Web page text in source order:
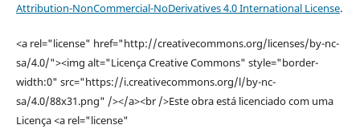
Attribution-NonCommercial-NoDerivatives 4.0 International License.
<a rel="license" href="http://creativecommons.org/licenses/by-nc-
sa/4.0/"><img alt="Licença Creative Commons" style="border-
width:0" src="https://i.creativecommons.org/l/by-nc-
sa/4.0/88x31.png" /></a><br />Este obra está licenciado com uma
Licença <a rel="license"